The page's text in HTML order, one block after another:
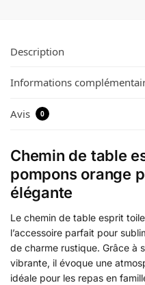
Description
Informations
Avis 0
Chemin de table
pompons orange
élégante
Le chemin de table esprit
l’accessoire parfait pour
de charme rustique. Grâce à
vibrante, il évoque une
idéale pour les repas en